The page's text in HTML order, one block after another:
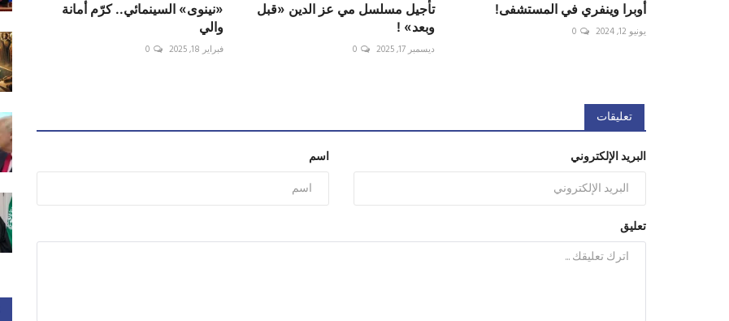
أوبرا وينفري في المستشفى!
يونيو 12, 2024 0
تأجيل مسلسل مي عز الدين «قبل
وبعد» !
ديسمبر 17, 2025 0
«نينوى» السينمائي.. كرّم أمانة
والي
فبراير 18, 2025 0
تعليقات
اسم البريد الإلكتروني
تعليق